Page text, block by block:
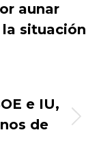
aunar
situación
e IU,
de